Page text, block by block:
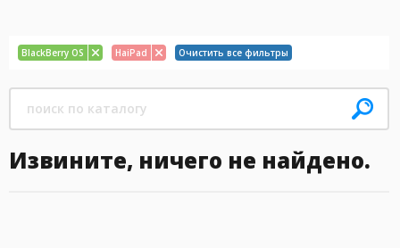
BlackBerry OS HaiPad Очистить все фильтры
Извините, ничего не найдено.